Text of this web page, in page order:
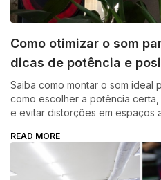
Como otimizar o som
dicas de potência e
Saiba como montar o som ideal
como escolher a potência
e evitar distorções em espaços
READ MORE